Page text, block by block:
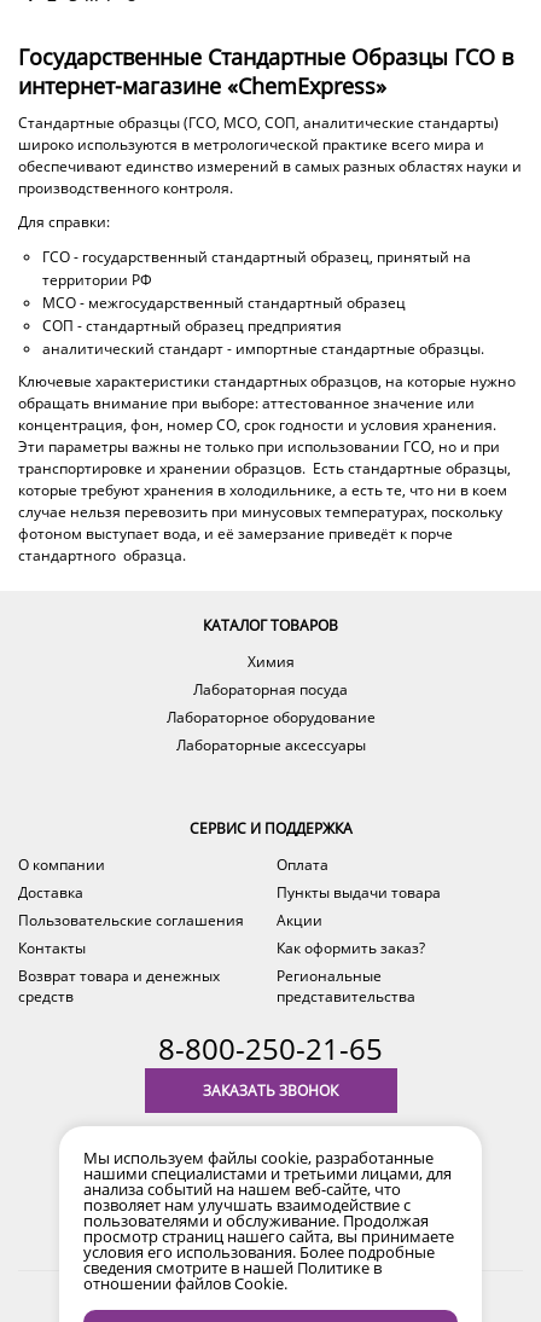
Государственные Стандартные Образцы ГСО в
интернет-магазине «ChemExpress»
Стандартные образцы (ГСО, МСО, СОП, аналитические стандарты)
широко используются в метрологической практике всего мира и
обеспечивают единство измерений в самых разных областях науки и
производственного контроля.
Для справки:
ГСО - государственный стандартный образец, принятый на
территории РФ
МСО - межгосударственный стандартный образец
СОП - стандартный образец предприятия
аналитический стандарт - импортные стандартные образцы.
Ключевые характеристики стандартных образцов, на которые нужно
обращать внимание при выборе: аттестованное значение или
концентрация, фон, номер СО, срок годности и условия хранения.
Эти параметры важны не только при использовании ГСО, но и при
транспортировке и хранении образцов. Есть стандартные образцы,
которые требуют хранения в холодильнике, а есть те, что ни в коем
случае нельзя перевозить при минусовых температурах, поскольку
фотоном выступает вода, и её замерзание приведёт к порче
стандартного образца.
КАТАЛОГ ТОВАРОВ
Химия
Лабораторная посуда
Лабораторное оборудование
Лабораторные аксессуары
СЕРВИС И ПОДДЕРЖКА
О компании
Оплата
Доставка
Пункты выдачи товара
Пользовательские соглашения
Акции
Контакты
Как оформить заказ?
Возврат товара и денежных
средств
Региональные
представительства
8-800-250-21-65
ЗАКАЗАТЬ ЗВОНОК
время по Уфе (MSK+2)
2017-2026 © Все права защищены. Информация сайта
защищена законом об авторских правах.
Мы используем файлы cookie, разработанные
нашими специалистами и третьими лицами, для
анализа событий на нашем веб-сайте, что
позволяет нам улучшать взаимодействие с
пользователями и обслуживание. Продолжая
просмотр страниц нашего сайта, вы принимаете
условия его использования. Более подробные
сведения смотрите в нашей Политике в
отношении файлов Cookie.